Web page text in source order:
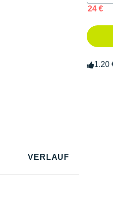
24 €
1.20
VERLAUF